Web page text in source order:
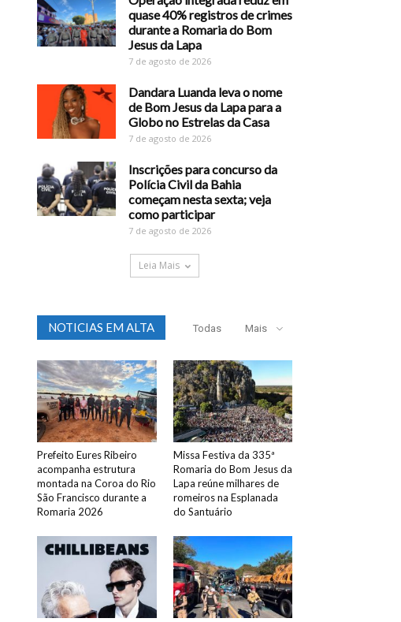
quase 40% registros de crimes
durante a Romaria do Bom
Jesus da Lapa
7 de agosto de 2026
Dandara Luanda leva o nome
de Bom Jesus da Lapa para a
Globo no Estrelas da Casa
7 de agosto de 2026
Inscrições para concurso da
Polícia Civil da Bahia
começam nesta sexta; veja
como participar
7 de agosto de 2026
Leia Mais
NOTICIAS EM ALTA Todas Mais
Prefeito Eures Ribeiro
acompanha estrutura
montada na Coroa do Rio
São Francisco durante a
Romaria 2026
Missa Festiva da 335ª
Romaria do Bom Jesus da
Lapa reúne milhares de
romeiros na Esplanada
do Santuário